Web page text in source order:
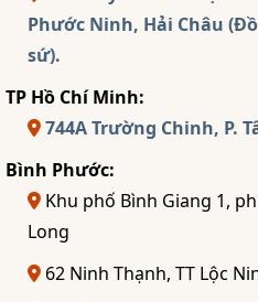
Phước Ninh, Hải Châu
sứ).
TP Hồ Chí Minh:
744A Trường Chinh, P.
Bình Phước:
Khu phố Bình Giang 1,
Long
62 Ninh Thạnh, TT Lộc